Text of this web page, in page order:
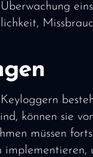
können sie
müssen